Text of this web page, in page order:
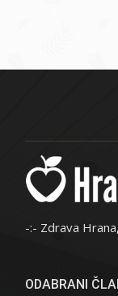
-:- Zdrava
ODABRANI